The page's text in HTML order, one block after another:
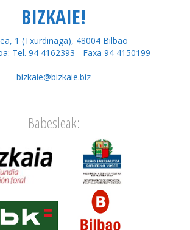
BIZKAIE!
1 (Txurdinaga), 48004 Bilbao
Tel. 94 4162393 - Faxa 94 4150199
bizkaie@bizkaie.biz
Babesleak: